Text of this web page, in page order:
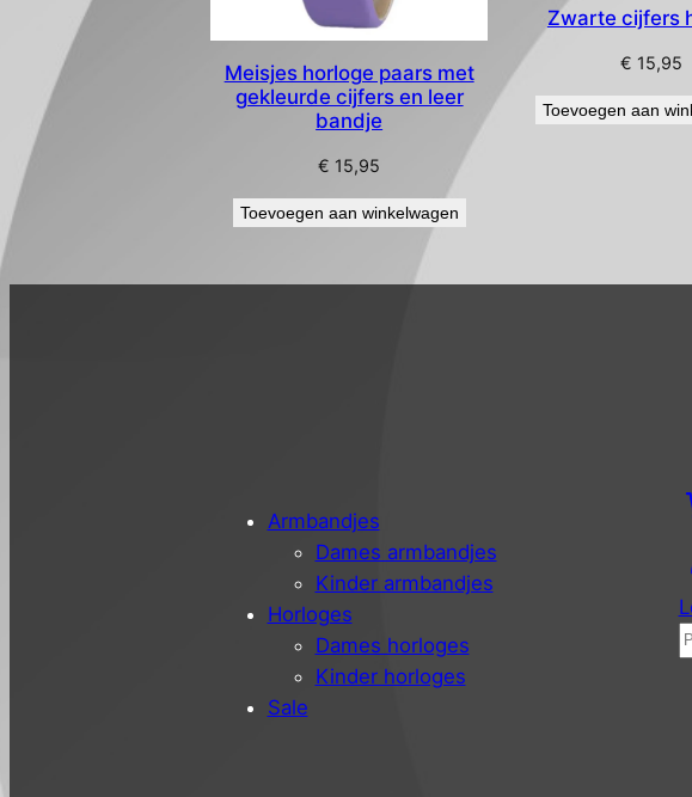
Meisjes horloge paars met
gekleurde cijfers en leer
bandje
€ 15,95
Toevoegen aan winkelwagen
Zwarte cijfers
€ 15,95
Toevoegen aan
Armbandjes
Dames armbandjes
Kinder armbandjes
Horloges
Dames horloges
Kinder horloges
Sale